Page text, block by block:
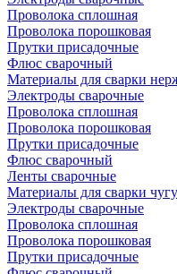
Проволока сплошная
Проволока порошковая
Прутки присадочные
Флюс сварочный
Материалы для сварки
Электроды сварочные
Проволока сплошная
Проволока порошковая
Прутки присадочные
Флюс сварочный
Ленты сварочные
Материалы для сварки
Электроды сварочные
Проволока сплошная
Проволока порошковая
Прутки присадочные